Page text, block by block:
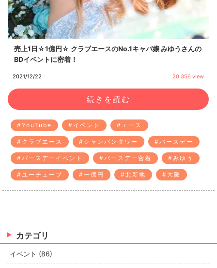
2021/12/22 20,356 view
売上1日☆1億円☆ クラブエースのNo.1キャバ嬢 みゆうさんの
BDイベントに密着！
#YouTube #イベント #エース
#クラブエース #シャンパンタワー #バースデー
#バースデーイベント #バースデー密着 #みゆう
#ユーチューブ #一億円 #北新地 #大阪
続きを読む
カテゴリ
イベント (86)